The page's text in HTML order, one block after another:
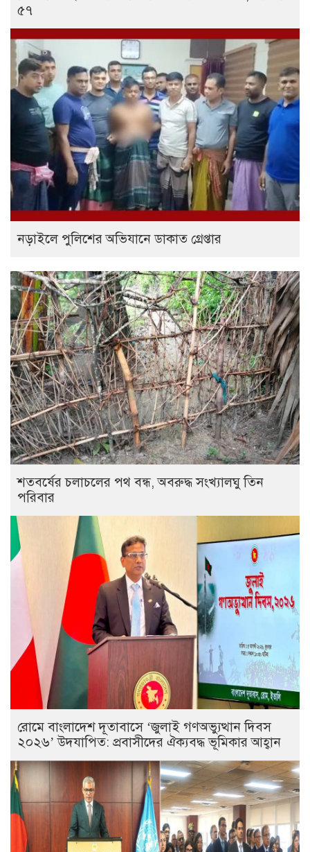
৫৭
নড়াইলে পুলিশের অভিযানে ডাকাত গ্রেপ্তার
শতবর্ষের চলাচলের পথ বন্ধ, অবরুদ্ধ সংখ্যালঘু তিন
পরিবার
রোমে বাংলাদেশ দূতাবাসে ‘জুলাই গণঅভ্যুত্থান দিবস
২০২৬’ উদযাপিত: প্রবাসীদের ঐক্যবদ্ধ ভূমিকার আহ্বান